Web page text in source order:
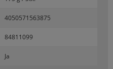
4050571563875
84811099
Ja